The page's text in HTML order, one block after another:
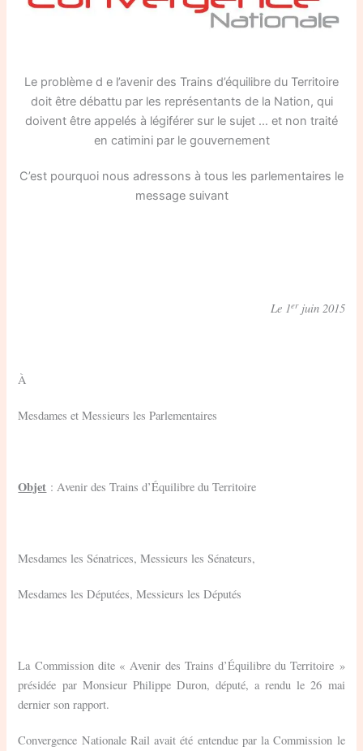
Le problème d e l’avenir des Trains d’équilibre du Territoire
doit être débattu par les représentants de la Nation, qui
doivent être appelés à légiférer sur le sujet … et non traité
en catimini par le gouvernement
C’est pourquoi nous adressons à tous les parlementaires le
message suivant
Le 1erjuin 2015
À
Mesdames et Messieurs les Parlementaires
Objet : Avenir des Trains d’Équilibre du Territoire
Mesdames les Sénatrices, Messieurs les Sénateurs,
Mesdames les Députées, Messieurs les Députés
La Commission dite « Avenir des Trains d’Équilibre du Territoire »
présidée par Monsieur Philippe Duron, député, a rendu le 26 mai
dernier son rapport.
Convergence Nationale Rail avait été entendue par la Commission le